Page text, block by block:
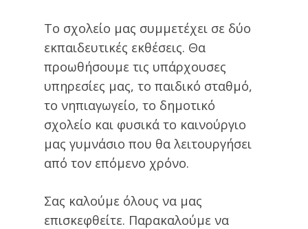
Το σχολείο μας συμμετέχει σε δύο
εκπαιδευτικές εκθέσεις. Θα
προωθήσουμε τις υπάρχουσες
υπηρεσίες μας, το παιδικό σταθμό,
το νηπιαγωγείο, το δημοτικό
σχολείο και φυσικά το καινούργιο
μας γυμνάσιο που θα λειτουργήσει
από τον επόμενο χρόνο.
Σας καλούμε όλους να μας
επισκεφθείτε. Παρακαλούμε να